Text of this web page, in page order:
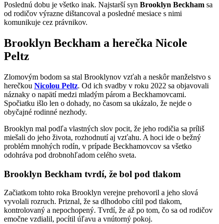
Poslednú dobu je všetko inak. Najstarší syn Brooklyn Beckham sa
od rodičov výrazne dištancoval a posledné mesiace s nimi
komunikuje cez právnikov.
Brooklyn Beckham a herečka Nicole
Peltz
Zlomovým bodom sa stal Brooklynov vzťah a neskôr manželstvo s
herečkou Nicolou Peltz. Od ich svadby v roku 2022 sa objavovali
náznaky o napätí medzi mladým párom a Beckhamovcami.
Spočiatku išlo len o dohady, no časom sa ukázalo, že nejde o
obyčajné rodinné nezhody.
Brooklyn mal podľa vlastných slov pocit, že jeho rodičia sa príliš
miešali do jeho života, rozhodnutí aj vzťahu. A hoci ide o bežný
problém mnohých rodín, v prípade Beckhamovcov sa všetko
odohráva pod drobnohľadom celého sveta.
Brooklyn Beckham tvrdí, že bol pod tlakom
Začiatkom tohto roka Brooklyn verejne prehovoril a jeho slová
vyvolali rozruch. Priznal, že sa dlhodobo cítil pod tlakom,
kontrolovaný a nepochopený. Tvrdí, že až po tom, čo sa od rodičov
emočne vzdialil, pocítil úľavu a vnútorný pokoj.